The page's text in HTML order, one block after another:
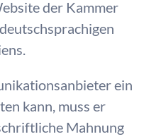
der Kammer
ein
kann, muss er
Mahnung